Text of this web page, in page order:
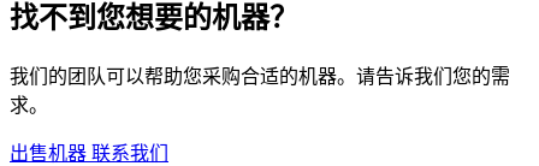
找不到您想要的机器？
我们的团队可以帮助您采购合适的机器。请告诉我们您的需
求。
出售机器 联系我们